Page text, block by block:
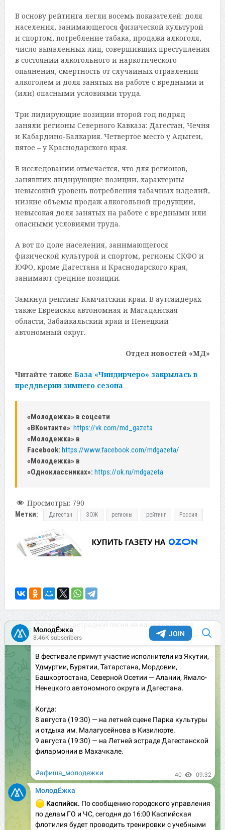
В основу рейтинга легли восемь показателей: доля
населения, занимающегося физической культурой
и спортом, потребление табака, продажа алкоголя,
число выявленных лиц, совершивших преступления
в состоянии алкогольного и наркотического
опьянения, смертность от случайных отравлений
алкоголем и доля занятых на работе с вредными и
(или) опасными условиями труда.
Три лидирующие позиции второй год подряд
заняли регионы Северного Кавказа: Дагестан, Чечня
и Кабардино-Балкария. Четвертое место у Адыгеи,
пятое – у Краснодарского края.
В исследовании отмечается, что для регионов,
занявших лидирующие позиции, характерны
невысокий уровень потребления табачных изделий,
низкие объемы продаж алкогольной продукции,
невысокая доля занятых на работе с вредными или
опасными условиями труда.
А вот по доле населения, занимающегося
физической культурой и спортом, регионы СКФО и
ЮФО, кроме Дагестана и Краснодарского края,
занимают средние позиции.
Замкнул рейтинг Камчатский край. В аутсайдерах
также Еврейская автономная и Магаданская
области, Забайкальский край и Ненецкий
автономный округ.
Отдел новостей «МД»
Читайте также База «Чиндирчеро» закрылась в
преддверии зимнего сезона
«Молодежка» в соцсети
«ВКонтакте»: https://vk.com/md_gazeta
«Молодежка» в
Facebook: https://www.facebook.com/mdgazeta/
«Молодежка» в
«Одноклассниках»: https://ok.ru/mdgazeta
Просмотры: 790
Метки: Дагестан ЗОЖ регионы рейтинг Россия